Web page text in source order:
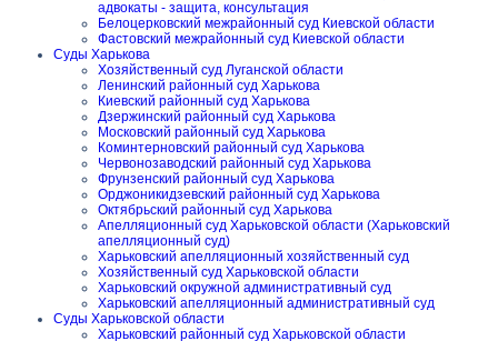
адвокаты - защита, консультация
Белоцерковский межрайонный суд Киевской области
Фастовский межрайонный суд Киевской области
Суды Харькова
Хозяйственный суд Луганской области
Ленинский районный суд Харькова
Киевский районный суд Харькова
Дзержинский районный суд Харькова
Московский районный суд Харькова
Коминтерновский районный суд Харькова
Червонозаводский районный суд Харькова
Фрунзенский районный суд Харькова
Орджоникидзевский районный суд Харькова
Октябрьский районный суд Харькова
Апелляционный суд Харьковской области (Харьковский
апелляционный суд)
Харьковский апелляционный хозяйственный суд
Хозяйственный суд Харьковской области
Харьковский окружной административный суд
Харьковский апелляционный административный суд
Суды Харьковской области
Харьковский районный суд Харьковской области